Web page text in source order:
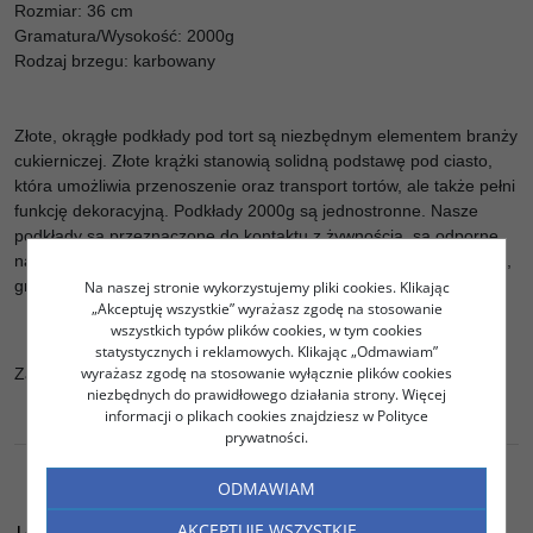
Rozmiar: 36 cm
Gramatura/Wysokość: 2000g
Rodzaj brzegu: karbowany
Złote, okrągłe podkłady pod tort są niezbędnym elementem branży
cukierniczej. Złote krążki stanowią solidną podstawę pod ciasto,
która umożliwia przenoszenie oraz transport tortów, ale także pełni
funkcję dekoracyjną. Podkłady 2000g są jednostronne. Nasze
podkłady są przeznaczone do kontaktu z żywnością, są odporne
na tłuszcz i wodę. Złote krążki dostępne są w różnych rozmiarach,
gramaturach i kształtach.
Zastosowanie: ekspozycja tortów, ciast
Na naszej stronie wykorzystujemy pliki cookies. Klikając
„Akceptuję wszystkie” wyrażasz zgodę na stosowanie
wszystkich typów plików cookies, w tym cookies
statystycznych i reklamowych. Klikając „Odmawiam”
wyrażasz zgodę na stosowanie wyłącznie plików cookies
niezbędnych do prawidłowego działania strony. Więcej
informacji o plikach cookies znajdziesz w Polityce
prywatności.
ODMAWIAM